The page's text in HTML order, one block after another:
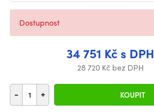
34 751 Kč s DPH
28 720 Kč bez DPH
- + KOUPIT
Dostupnost